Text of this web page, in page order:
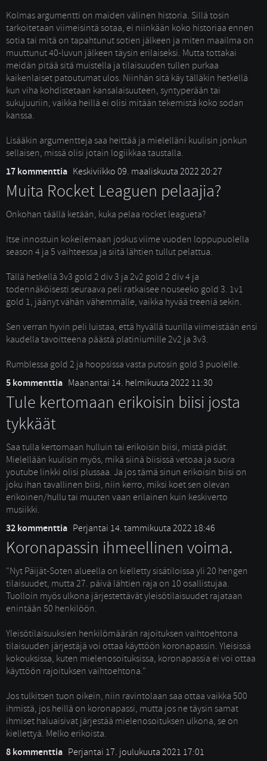
Kolmas argumentti on maiden välinen historia. Sillä tosin
tarkoitetaan viimeisintä sotaa, ei niinkään koko historiaa ennen
sotia tai mitä on tapahtunut sotien jälkeen ja miten maailma on
muuttunut 40-luvun jälkeen täysin erilaiseksi. Mutta tottakai
meidän pitää sitä muistella ja tilaisuuden tullen purkaa
kaikenlaiset patoutumat ulos. Niinhän sitä käy tälläkin hetkellä
kun viha kohdistetaan kansalaisuuteen, syntyperään tai
sukujuuriin, vaikka heillä ei olisi mitään tekemistä koko sodan
kanssa.
Lisääkin argumentteja saa heittää ja mielelläni kuulisin jonkun
sellaisen, missä olisi jotain logiikkaa taustalla.
17 kommenttia Keskiviikko 09. maaliskuuta 2022 20:27
Muita Rocket Leaguen pelaajia?
Onkohan täällä ketään, kuka pelaa rocket leagueta?
Itse innostuin kokeilemaan joskus viime vuoden loppupuolella
season 4 ja 5 vaihteessa ja siitä lähtien tullut pelattua.
Tällä hetkellä 3v3 gold 2 div 3 ja 2v2 gold 2 div 4 ja
todennäköisesti seuraava peli ratkaisee nouseeko gold 3. 1v1
gold 1, jäänyt vähän vähemmälle, vaikka hyvää treeniä sekin.
Sen verran hyvin peli luistaa, että hyvällä tuurilla viimeistään ensi
kaudella tavoitteena päästä platiniumille 2v2 ja 3v3.
Rumblessa gold 2 ja hoopsissa vasta putosin gold 3 puolelle.
5 kommenttia Maanantai 14. helmikuuta 2022 11:30
Tule kertomaan erikoisin biisi josta
tykkäät
Saa tulla kertomaan hulluin tai erikoisin biisi, mistä pidät.
Mielellään kuulisin myös, mikä siinä biisissä vetoaa ja suora
youtube linkki olisi plussaa. Ja jos tämä sinun erikoisin biisi on
joku ihan tavallinen biisi, niin kerro, miksi koet sen olevan
erikoinen/hullu tai muuten vaan erilainen kuin keskiverto
musiikki.
32 kommenttia Perjantai 14. tammikuuta 2022 18:46
Koronapassin ihmeellinen voima.
"Nyt Päijät-Soten alueella on kielletty sisätiloissa yli 20 hengen
tilaisuudet, mutta 27. päivä lähtien raja on 10 osallistujaa.
Tuolloin myös ulkona järjestettävät yleisötilaisuudet rajataan
enintään 50 henkilöön.
Yleisötilaisuuksien henkilömäärän rajoituksen vaihtoehtona
tilaisuuden järjestäjä voi ottaa käyttöön koronapassin. Yleisissä
kokouksissa, kuten mielenosoituksissa, koronapassia ei voi ottaa
käyttöön rajoituksen vaihtoehtona."
Jos tulkitsen tuon oikein, niin ravintolaan saa ottaa vaikka 500
ihmistä, jos heillä on koronapassi, mutta jos ne täysin samat
ihmiset haluaisivat järjestää mielenosoituksen ulkona, se on
kiellettyä. Melko erikoista.
8 kommenttia Perjantai 17. joulukuuta 2021 17:01